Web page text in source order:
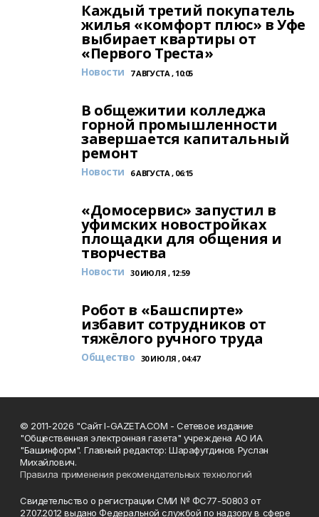
Каждый третий покупатель
жилья «комфорт плюс» в Уфе
выбирает квартиры от
«Первого Треста»
Новости 7 АВГУСТА , 10:05
В общежитии колледжа
горной промышленности
завершается капитальный
ремонт
Новости 6 АВГУСТА , 06:15
«Домосервис» запустил в
уфимских новостройках
площадки для общения и
творчества
Новости 30 ИЮЛЯ , 12:59
Робот в «Башспирте»
избавит сотрудников от
тяжёлого ручного труда
Общество 30 ИЮЛЯ , 04:47
© 2011-2026 "Сайт I-GAZETA.COM - Сетевое издание
"Общественная электронная газета" учреждена АО ИА
"Башинформ". Главный редактор: Шарафутдинов Руслан
Михайлович.
Правила применения рекомендательных технологий
Свидетельство о регистрации СМИ № ФС77-50803 от
27.07.2012 выдано Федеральной службой по надзору в сфере